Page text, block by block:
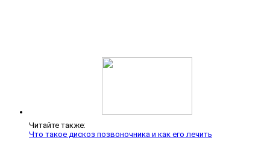
Читайте также:
Что такое дискоз позвоночника и как его лечить